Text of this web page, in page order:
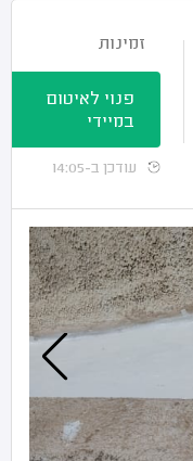
זמינות
פנוי לאיטום
במיידי
עודכן ב-14:05